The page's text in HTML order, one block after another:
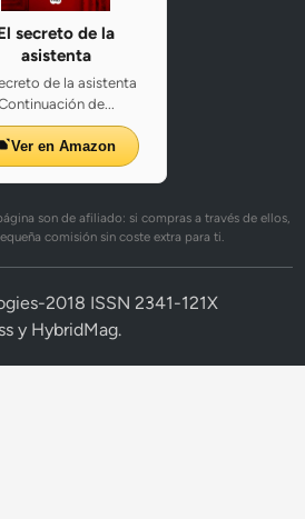
secreto de la
asistenta
de la asistenta
de...
Ver en Amazon
son de afiliado: si compras a través de ellos,
comisión sin coste extra para ti.
2018 ISSN 2341-121X
y HybridMag.